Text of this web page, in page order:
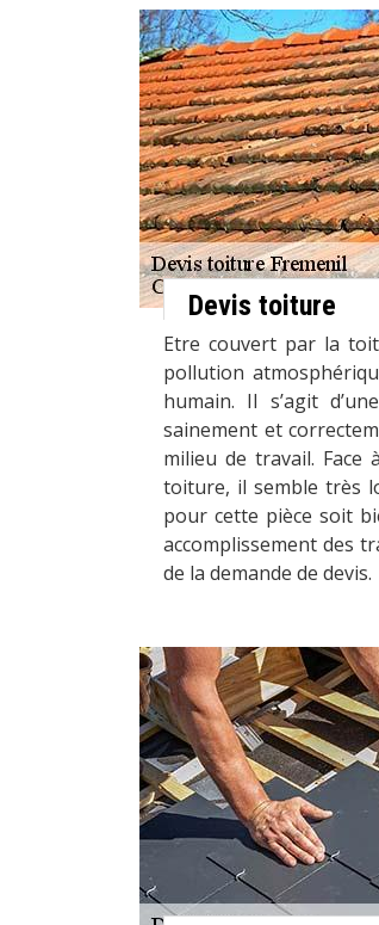
Devis toiture
Etre couvert par la
pollution
humain. Il s’agit
sainement et
milieu de travail. Face
toiture, il semble très
pour cette pièce soit
accomplissement des
de la demande de devis.